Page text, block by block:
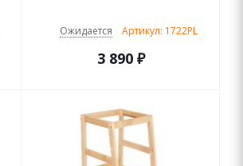
Ожидается Артикул: 1722PL
3 890₽